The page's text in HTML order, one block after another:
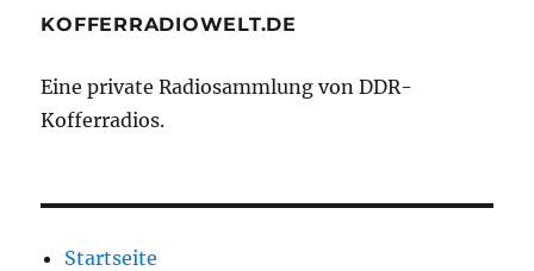
KOFFERRADIOWELT.DE
Eine private Radiosammlung von DDR-
Kofferradios.
Startseite